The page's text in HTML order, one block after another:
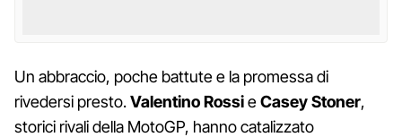
Un abbraccio, poche battute e la promessa di
rivedersi presto.Valentino RossieCasey Stoner,
storici rivali della MotoGP, hanno catalizzato